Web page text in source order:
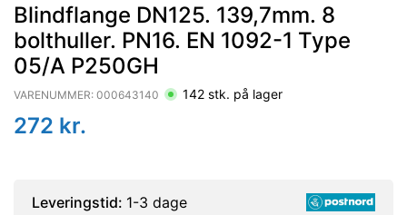
Blindflange DN125. 139,7mm. 8
bolthuller. PN16. EN 1092-1 Type
05/A P250GH
VARENUMMER: 000643140 142 stk. på lager
272 kr.
Leveringstid: 1-3 dage